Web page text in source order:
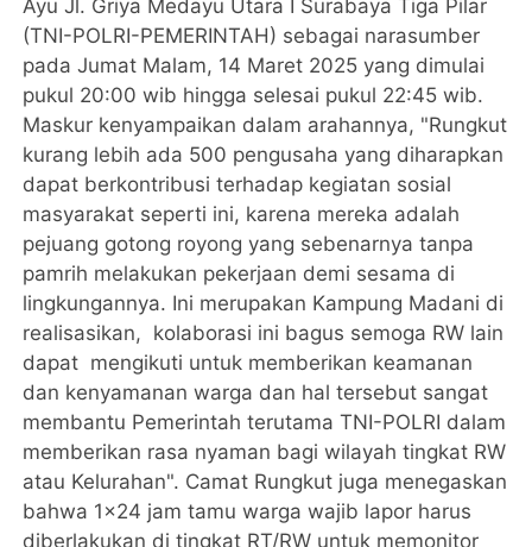
Ayu Jl. Griya Medayu Utara I Surabaya Tiga Pilar
(TNI-POLRI-PEMERINTAH) sebagai narasumber
pada Jumat Malam, 14 Maret 2025 yang dimulai
pukul 20:00 wib hingga selesai pukul 22:45 wib.
Maskur kenyampaikan dalam arahannya, "Rungkut
kurang lebih ada 500 pengusaha yang diharapkan
dapat berkontribusi terhadap kegiatan sosial
masyarakat seperti ini, karena mereka adalah
pejuang gotong royong yang sebenarnya tanpa
pamrih melakukan pekerjaan demi sesama di
lingkungannya. Ini merupakan Kampung Madani di
realisasikan, kolaborasi ini bagus semoga RW lain
dapat mengikuti untuk memberikan keamanan
dan kenyamanan warga dan hal tersebut sangat
membantu Pemerintah terutama TNI-POLRI dalam
memberikan rasa nyaman bagi wilayah tingkat RW
atau Kelurahan". Camat Rungkut juga menegaskan
bahwa 1x24 jam tamu warga wajib lapor harus
diberlakukan di tingkat RT/RW untuk memonitor